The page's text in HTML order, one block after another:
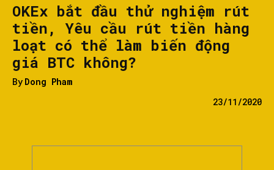
OKEx bắt đầu thử nghiệm rút
tiền, Yêu cầu rút tiền hàng
loạt có thể làm biến động
giá BTC không?
By Dong Pham
23/11/2020